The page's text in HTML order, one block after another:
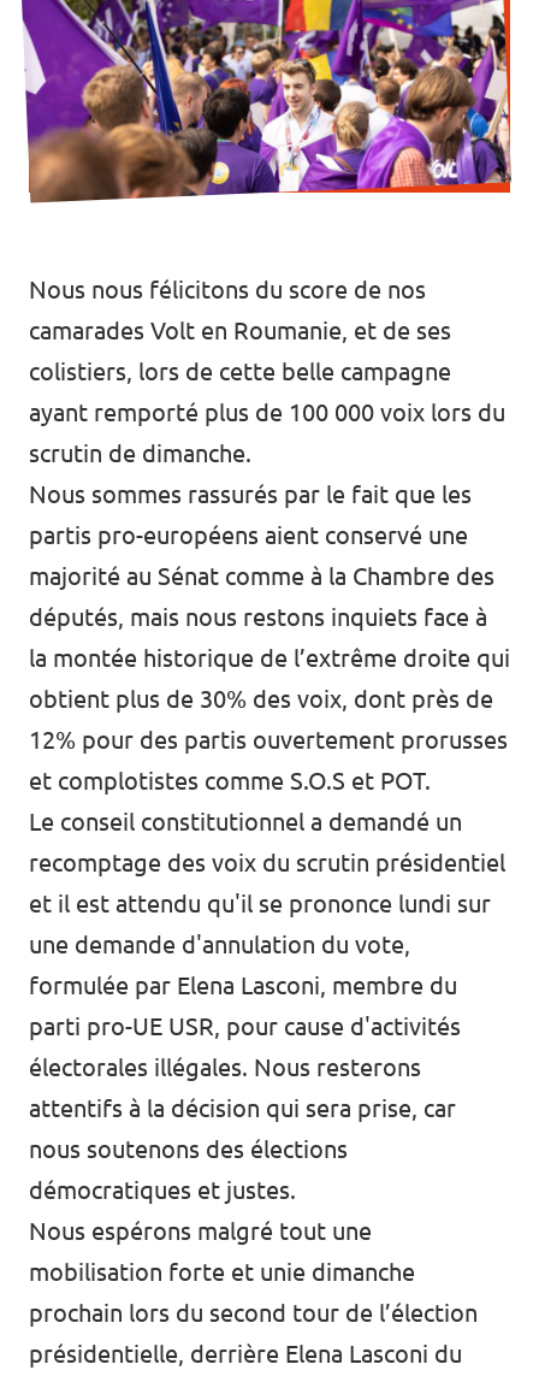
Participer
Postes ouverts
Nous nous félicitons du score de nos
camarades Volt en Roumanie, et de ses
colistiers, lors de cette belle campagne
ayant remporté plus de 100 000 voix lors du
scrutin de dimanche.
Nous sommes rassurés par le fait que les
partis pro-européens aient conservé une
majorité au Sénat comme à la Chambre des
députés, mais nous restons inquiets face à
la montée historique de l’extrême droite qui
obtient plus de 30% des voix, dont près de
12% pour des partis ouvertement prorusses
et complotistes comme S.O.S et POT.
Le conseil constitutionnel a demandé un
recomptage des voix du scrutin présidentiel
et il est attendu qu'il se prononce lundi sur
une demande d'annulation du vote,
formulée par Elena Lasconi, membre du
parti pro-UE USR, pour cause d'activités
électorales illégales. Nous resterons
attentifs à la décision qui sera prise, car
nous soutenons des élections
démocratiques et justes.
Nous espérons malgré tout une
mobilisation forte et unie dimanche
prochain lors du second tour de l’élection
présidentielle, derrière Elena Lasconi du